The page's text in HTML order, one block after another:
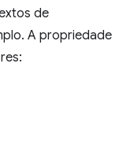
de
A propriedade